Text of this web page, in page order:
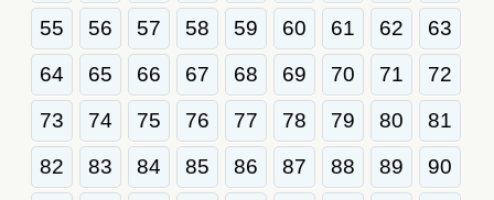
55
56 57 58 59 60 61 62
63
64
65 66 67 68 69 70 71
72
73
74 75 76 77 78 79 80
81
82
83 84 85 86 87 88 89
90